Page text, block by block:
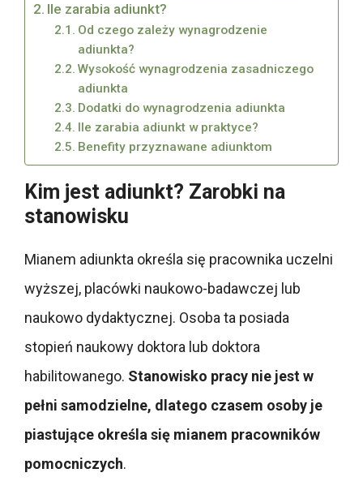
Ile zarabia adiunkt?
Od czego zależy wynagrodzenie
adiunkta?
Wysokość wynagrodzenia zasadniczego
adiunkta
Dodatki do wynagrodzenia adiunkta
Ile zarabia adiunkt w praktyce?
Benefity przyznawane adiunktom
Kim jest adiunkt? Zarobki na
stanowisku
Mianem adiunkta określa się pracownika uczelni
wyższej, placówki naukowo-badawczej lub
naukowo dydaktycznej. Osoba ta posiada
stopień naukowy doktora lub doktora
habilitowanego. Stanowisko pracy nie jest w
pełni samodzielne, dlatego czasem osoby je
piastujące określa się mianem pracowników
pomocniczych.